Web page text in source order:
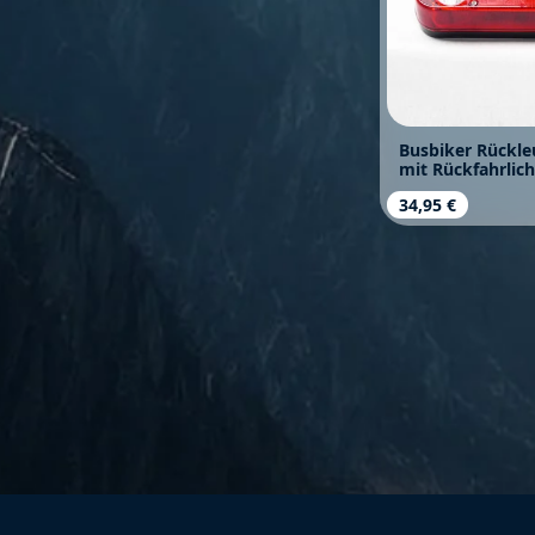
Busbiker
mit
Regulärer
34,95 €